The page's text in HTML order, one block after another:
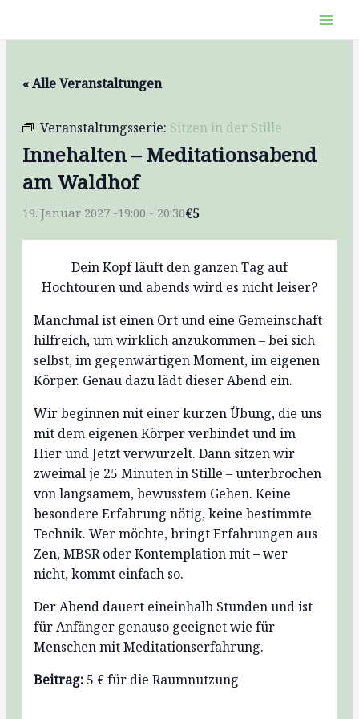
« Alle Veranstaltungen
Veranstaltungsserie: Sitzen in der Stille
Innehalten – Meditationsabend
am Waldhof
19. Januar 2027 -19:00 - 20:30€5
Dein Kopf läuft den ganzen Tag auf
Hochtouren und abends wird es nicht leiser?
Manchmal ist einen Ort und eine Gemeinschaft
hilfreich, um wirklich anzukommen – bei sich
selbst, im gegenwärtigen Moment, im eigenen
Körper. Genau dazu lädt dieser Abend ein.
Wir beginnen mit einer kurzen Übung, die uns
mit dem eigenen Körper verbindet und im
Hier und Jetzt verwurzelt. Dann sitzen wir
zweimal je 25 Minuten in Stille – unterbrochen
von langsamem, bewusstem Gehen. Keine
besondere Erfahrung nötig, keine bestimmte
Technik. Wer möchte, bringt Erfahrungen aus
Zen, MBSR oder Kontemplation mit – wer
nicht, kommt einfach so.
Der Abend dauert eineinhalb Stunden und ist
für Anfänger genauso geeignet wie für
Menschen mit Meditationserfahrung.
Beitrag: 5 € für die Raumnutzung